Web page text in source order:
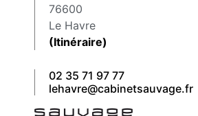
76600
Le Havre
(Itinéraire)
02 35 71 97 77
lehavre@cabinetsauvage.fr